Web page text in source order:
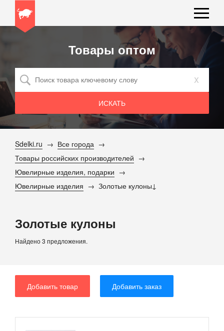
Товары оптом
x
Sdelki.ru
Все города
Товары российских производителей
Ювелирные изделия, подарки
Ювелирные изделия
Золотые кулоны
Золотые кулоны
Найдено 3 предложения.
Добавить товар Добавить заказ